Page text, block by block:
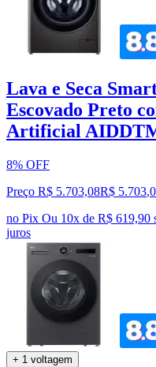
Lava e Seca
Escovado Preto
Artificial
8% OFF
Preço R$ 5.703,08R$ 5.703,
no Pix Ou 10x de R$ 619,90
juros
+ 1 voltagem